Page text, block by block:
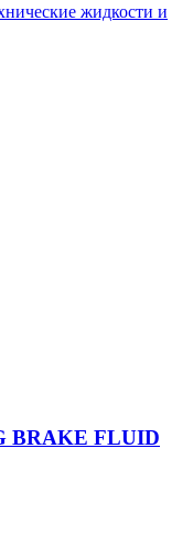
жидкости и
BRAKE FLUID